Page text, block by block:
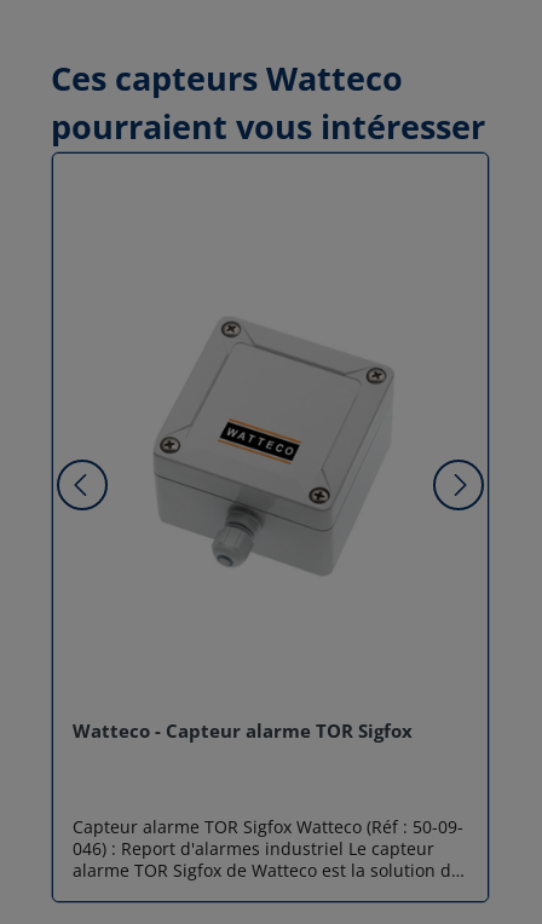
Ces capteurs Watteco
pourraient vous intéresser
Watteco - Capteur alarme TOR Sigfox
Capteur alarme TOR Sigfox Watteco (Réf : 50-09-
046) : Report d'alarmes industriel Le capteur
alarme TOR Sigfox de Watteco est la solution de